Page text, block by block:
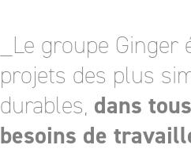
_Le groupe
projets des plus
durables, dans
besoins de